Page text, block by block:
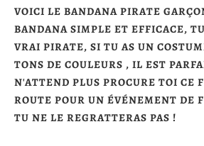
VOICI LE BANDANA PIRATE
BANDANA SIMPLE ET EFFICACE,
VRAI PIRATE, SI TU AS UN
TONS DE COULEURS , IL EST
N'ATTEND PLUS PROCURE TOI CE
ROUTE POUR UN ÉVÉNEMENT DE
TU NE LE REGRATTERAS PAS !